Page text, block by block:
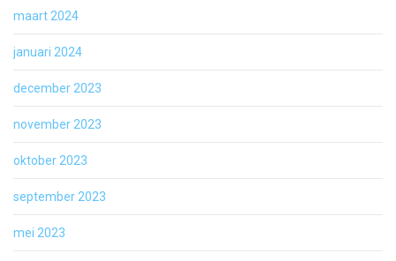
maart 2024
januari 2024
december 2023
november 2023
oktober 2023
september 2023
mei 2023